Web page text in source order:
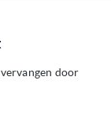
door